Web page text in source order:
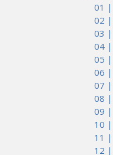
01 |
02 |
03 |
04 |
05 |
06 |
07 |
08 |
09 |
10 |
11 |
12 |